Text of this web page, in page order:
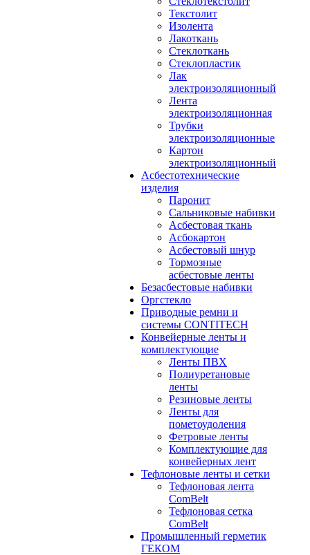
Текстолит
Изолента
Лакоткань
Стеклоткань
Стеклопластик
Лак
электроизоляционный
Лента
электроизоляционная
Трубки
электроизоляционные
Картон
электроизоляционный
Асбестотехнические
изделия
Паронит
Сальниковые набивки
Асбестовая ткань
Асбокартон
Асбестовый шнур
Тормозные
асбестовые ленты
Безасбестовые набивки
Оргстекло
Приводные ремни и
системы CONTITECH
Конвейерные ленты и
комплектующие
Ленты ПВХ
Полиуретановые
ленты
Резиновые ленты
Ленты для
пометоудоления
Фетровые ленты
Комплектующие для
конвейерных лент
Тефлоновые ленты и сетки
Тефлоновая лента
ComBelt
Тефлоновая сетка
ComBelt
Промышленный герметик
ГЕКОМ